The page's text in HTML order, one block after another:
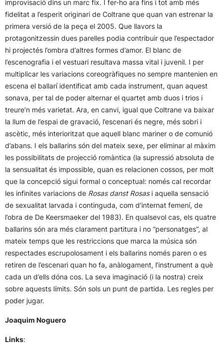
improvisació dins un marc fix. I fer-ho ara fins i tot amb més
fidelitat a l’esperit originari de Coltrane que quan van estrenar la
primera versió de la peça el 2005. Que llavors la
protagonitzessin dues parelles podia contribuir que l’espectador
hi projectés l’ombra d’altres formes d’amor. El blanc de
l’escenografia i el vestuari resultava massa vital i juvenil. I per
multiplicar les variacions coreogràfiques no sempre mantenien en
escena el ballarí identificat amb cada instrument, quan aquest
sonava, per tal de poder alternar el quartet amb duos i trios i
treure’n més varietat. Ara, en canvi, igual que Coltrane va baixar
la llum de l’espai de gravació, l’escenari és negre, més sobri i
ascètic, més interioritzat que aquell blanc mariner o de comunió
d’abans. I els ballarins són del mateix sexe, per eliminar al màxim
les possibilitats de projecció romàntica (la supressió absoluta de
la sensualitat és impossible, quan es relacionen cossos, per molt
que la concepció sigui formal o conceptual: només cal recordar
les infinites variacions de Rosas danst Rosasi aquella sensació
de sexualitat larvada i continguda, com d’internat femení, de
l’obra de De Keersmaeker del 1983). En qualsevol cas, els quatre
ballarins són ara més clarament partitura i no “personatges”, al
mateix temps que les restriccions que marca la música són
respectades escrupolosament i els ballarins només paren o es
retiren de l’escenari quan ho fa, anàlogament, l’instrument a què
cada un d’ells dóna cos. La seva imaginació (i la nostra) creix
sobre aquests límits. Són sols un punt de partida. Les regles per
poder jugar.
Joaquim Noguero
Links: